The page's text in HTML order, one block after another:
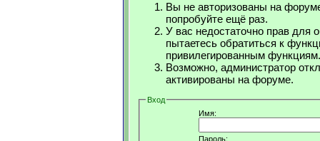
Вы не авторизованы на
попробуйте ещё раз.
У вас недостаточно прав для
пытаетесь обратиться к
привилегированным функциям.
Возможно, администратор
активированы на форуме.
Вход
Имя:
Пароль: